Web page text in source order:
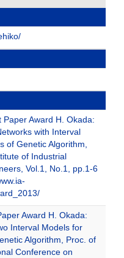
Paper Award H. Okada:
with Interval
of Genetic Algorithm,
of Industrial
Vol.1, No.1, pp.1-6
Award H. Okada:
Interval Models for
Algorithm, Proc. of
Conference on